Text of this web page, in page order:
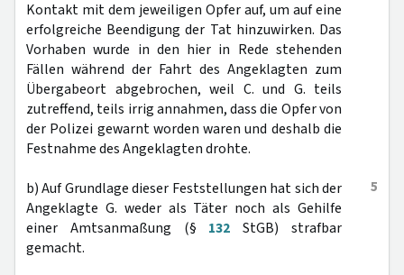
Kontakt mit dem jeweiligen Opfer auf, um auf eine
erfolgreiche Beendigung der Tat hinzuwirken. Das
Vorhaben wurde in den hier in Rede stehenden
Fällen während der Fahrt des Angeklagten zum
Übergabeort abgebrochen, weil C. und G. teils
zutreffend, teils irrig annahmen, dass die Opfer von
der Polizei gewarnt worden waren und deshalb die
Festnahme des Angeklagten drohte.
5
b) Auf Grundlage dieser Feststellungen hat sich der
Angeklagte G. weder als Täter noch als Gehilfe
einer Amtsanmaßung (§ 132 StGB) strafbar
gemacht.